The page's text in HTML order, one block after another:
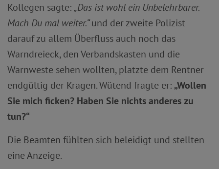
Kollegen sagte:„Das ist wohl ein Unbelehrbarer.
Mach Du mal weiter.“und der zweite Polizist
darauf zu allem Überfluss auch noch das
Warndreieck, den Verbandskasten und die
Warnweste sehen wollten, platzte dem Rentner
endgültig der Kragen. Wütend fragte er: „Wollen
Sie mich ficken? Haben Sie nichts anderes zu
tun?“
Die Beamten fühlten sich beleidigt und stellten
eine Anzeige.